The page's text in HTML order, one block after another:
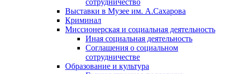
сотрудничество
Выставки в Музее им. А.Сахарова
Криминал
Миссионерская и социальная деятельность
Иная социальная деятельность
Соглашения о социальном
сотрудничестве
Образование и культура